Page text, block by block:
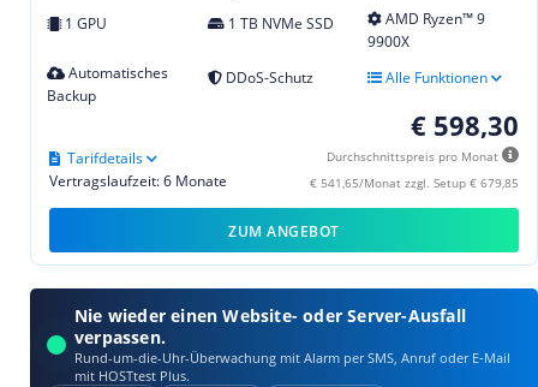
1 GPU 1 TB NVMe SSD
AMD Ryzen™ 9
9900X
Automatisches
Backup
DDoS-Schutz Alle Funktionen
€ 598,30
Durchschnittspreis pro Monat
€ 541,65/Monat zzgl. Setup € 679,85
Vertragslaufzeit: 6 Monate
Tarifdetails
ZUM ANGEBOT
Nie wieder einen Website- oder Server-Ausfall
verpassen.
Rund-um-die-Uhr-Überwachung mit Alarm per SMS, Anruf oder E‑Mail
mit HOSTtest Plus.